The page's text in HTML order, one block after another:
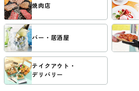
焼肉店
バー・居酒屋
テイクアウト・
デリバリー